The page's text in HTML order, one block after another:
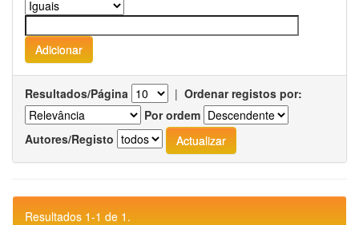
Resultados/Página | Ordenar registos por:
Por ordem
Autores/Registo
Resultados 1-1 de 1.